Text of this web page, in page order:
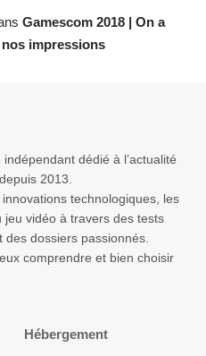
Gamescom 2018 | On a
impressions
dédié à l’actualité
2013.
technologiques, les
jeu vidéo à travers des tests
des dossiers passionnés.
comprendre et bien choisir
Hébergement